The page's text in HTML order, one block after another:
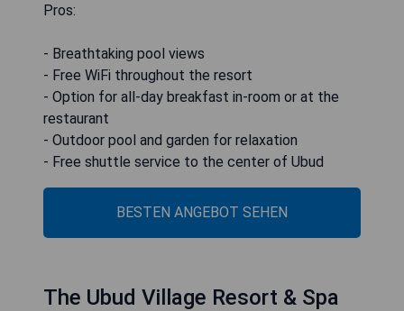
Pros:
- Breathtaking pool views
- Free WiFi throughout the resort
- Option for all-day breakfast in-room or at the
restaurant
- Outdoor pool and garden for relaxation
- Free shuttle service to the center of Ubud
BESTEN ANGEBOT SEHEN
The Ubud Village Resort & Spa